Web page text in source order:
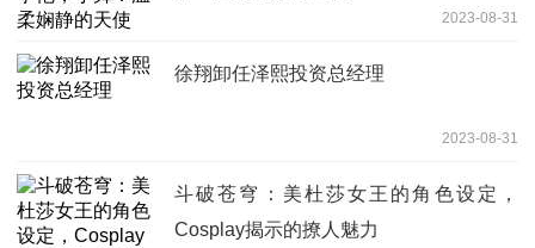
2023-08-31
徐翔卸任泽熙投资总经理
2023-08-31
斗破苍穹：美杜莎女王的角色设定，
Cosplay揭示的撩人魅力